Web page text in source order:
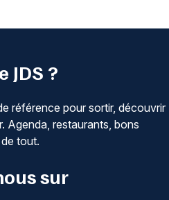
JDS ?
référence pour sortir, découvrir
Agenda, restaurants, bons
tout.
sur